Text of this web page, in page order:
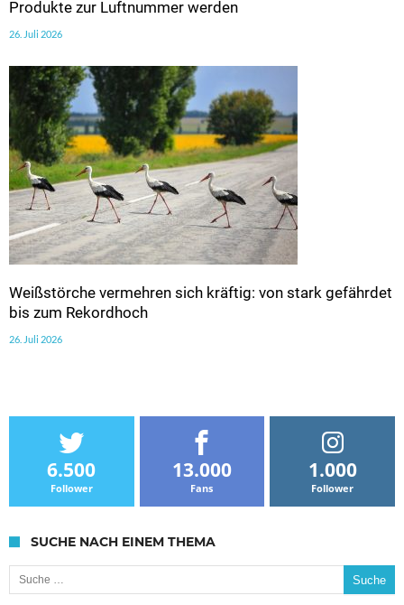
Produkte zur Luftnummer werden
26. Juli 2026
Weißstörche vermehren sich kräftig: von stark gefährdet
bis zum Rekordhoch
26. Juli 2026
6.500
Follower
13.000
Fans
1.000
Follower
SUCHE NACH EINEM THEMA
Suche nach: